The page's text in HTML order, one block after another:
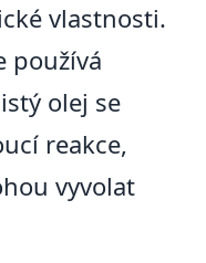
vlastnosti.
používá
olej se
reakce,
vyvolat